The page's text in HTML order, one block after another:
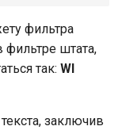
фильтра
фильтре штата,
так: WI
заключив